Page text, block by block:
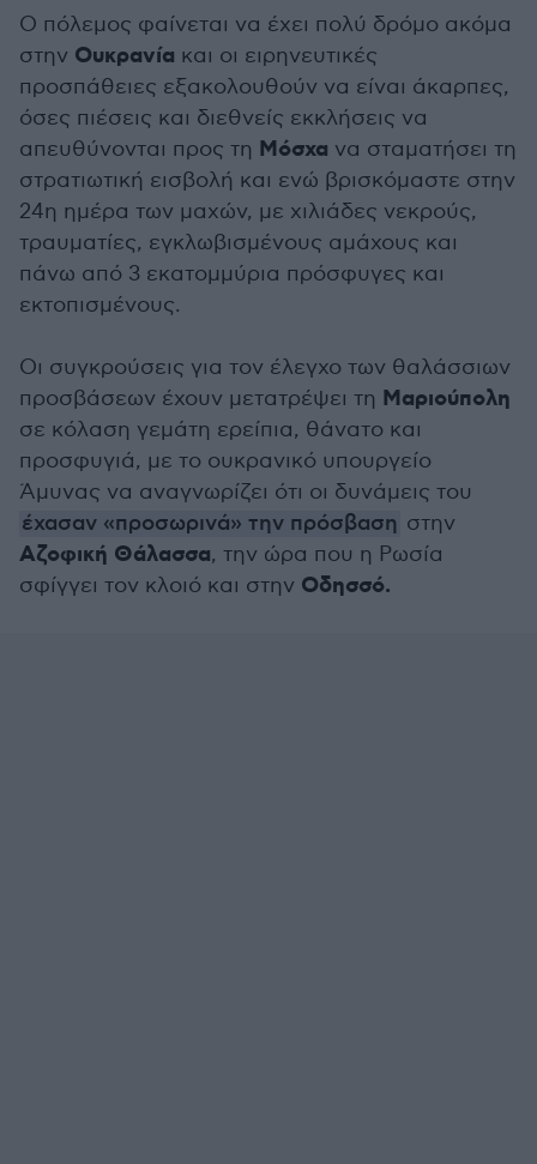
Ο πόλεμος φαίνεται να έχει πολύ δρόμο ακόμα
στην Ουκρανία και οι ειρηνευτικές
προσπάθειες εξακολουθούν να είναι άκαρπες,
όσες πιέσεις και διεθνείς εκκλήσεις να
απευθύνονται προς τη Μόσχα να σταματήσει τη
στρατιωτική εισβολή και ενώ βρισκόμαστε στην
24η ημέρα των μαχών, με χιλιάδες νεκρούς,
τραυματίες, εγκλωβισμένους αμάχους και
πάνω από 3 εκατομμύρια πρόσφυγες και
εκτοπισμένους.
Οι συγκρούσεις για τον έλεγχο των θαλάσσιων
προσβάσεων έχουν μετατρέψει τη Μαριούπολη
σε κόλαση γεμάτη ερείπια, θάνατο και
προσφυγιά, με το ουκρανικό υπουργείο
Άμυνας να αναγνωρίζει ότι οι δυνάμεις του
έχασαν «προσωρινά» την πρόσβαση στην
Αζοφική Θάλασσα, την ώρα που η Ρωσία
σφίγγει τον κλοιό και στην Οδησσό.